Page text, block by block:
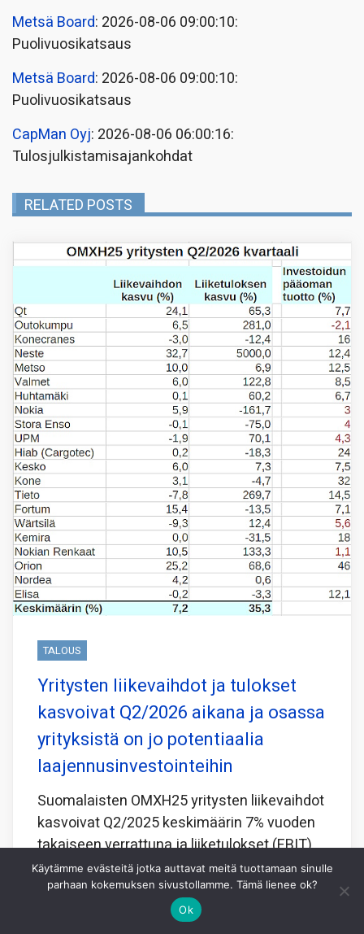
Metsä Board: 2026-08-06 09:00:10:
Puolivuosikatsaus
Metsä Board: 2026-08-06 09:00:10:
Puolivuosikatsaus
CapMan Oyj: 2026-08-06 06:00:16:
Tulosjulkistamisajankohdat
RELATED POSTS
TALOUS
Yritysten liikevaihdot ja tulokset
kasvoivat Q2/2026 aikana ja osassa
yrityksistä on jo potentiaalia
laajennusinvestointeihin
Suomalaisten OMXH25 yritysten liikevaihdot
kasvoivat Q2/2025 keskimäärin 7% vuoden
takaiseen verrattuna ja liiketulokset (EBIT)
kasvoivat peräti 35%.
Seurantaan on tällä kertaa otettu myös
investoidun pääoman tuotto
Käytämme evästeitä jotka auttavat meitä tuottamaan sinulle
parhaan kokemuksen sivustollamme. Tämä lienee ok?
Ok